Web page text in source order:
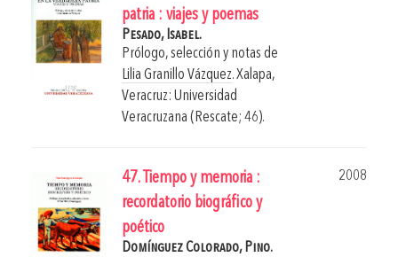
patria : viajes y poemas
Pesado, Isabel.
Prólogo, selección y notas de
Lilia Granillo Vázquez.Xalapa,
Veracruz: Universidad
Veracruzana (Rescate; 46).
47. Tiempo y memoria :
recordatorio biográfico y
poético
2008
Domínguez Colorado, Pino.